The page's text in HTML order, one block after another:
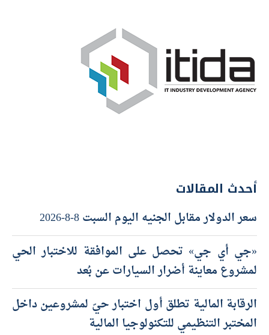
أحدث المقالات
سعر الدولار مقابل الجنيه اليوم السبت 8-8-2026
«جي أي جي» تحصل على الموافقة للاختبار الحي
لمشروع معاينة أضرار السيارات عن بُعد
الرقابة المالية تطلق أول اختبار حيّ لمشروعين داخل
المختبر التنظيمي للتكنولوجيا المالية